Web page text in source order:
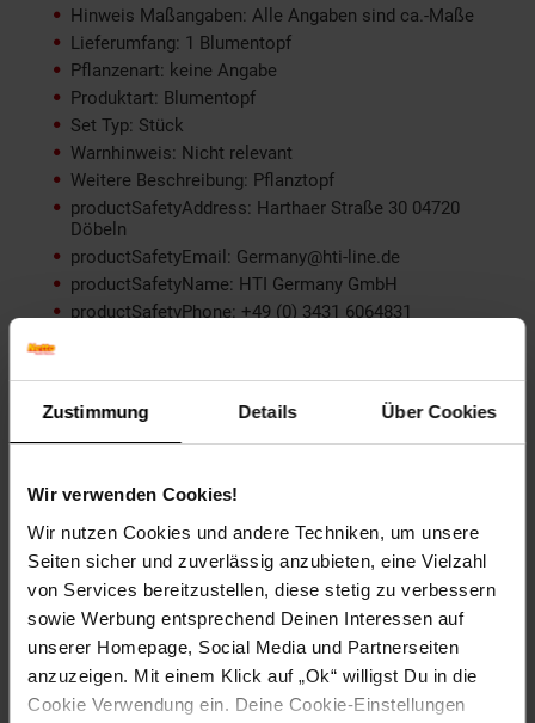
Zustimmung Details Über Cookies
Wir verwenden Cookies!
Wir nutzen Cookies und andere Techniken, um unsere
Seiten sicher und zuverlässig anzubieten, eine Vielzahl
von Services bereitzustellen, diese stetig zu verbessern
sowie Werbung entsprechend Deinen Interessen auf
unserer Homepage, Social Media und Partnerseiten
anzuzeigen. Mit einem Klick auf „Ok“ willigst Du in die
Cookie Verwendung ein. Deine Cookie-Einstellungen
Hinweis Maßangaben: Alle Angaben sind ca.-Maße
Lieferumfang: 1 Blumentopf
Pflanzenart: keine Angabe
Produktart: Blumentopf
Set Typ: Stück
Warnhinweis: Nicht relevant
Weitere Beschreibung: Pflanztopf
productSafetyAddress: Harthaer Straße 30 04720
Döbeln
productSafetyEmail: Germany@hti-line.de
productSafetyName: HTI Germany GmbH
productSafetyPhone: +49 (0) 3431 6064831
Besonderheiten: Pflanztopf
Länge (cm): 40 cm
Breite (cm): 40 cm
Höhe (cm): 60 cm
Zielgruppe: Erwachsene
Artikelnummer: 2529005000
EAN: 4251312986711
Artikel gehört zur Kategorie: